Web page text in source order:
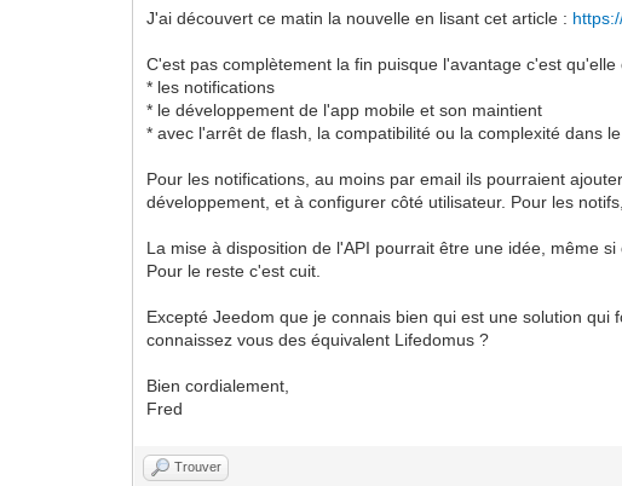
J'ai découvert ce matin la nouvelle en lisant cet article :
C'est pas complètement la fin puisque l'avantage c'est
* les notifications
* le développement de l'app mobile et son maintient
* avec l'arrêt de flash, la compatibilité ou la complexité dans
Pour les notifications, au moins par email ils pourraient
développement, et à configurer côté utilisateur. Pour les
La mise à disposition de l'API pourrait être une idée, même
Pour le reste c'est cuit.
Excepté Jeedom que je connais bien qui est une solution
connaissez vous des équivalent Lifedomus ?
Bien cordialement,
Fred
Trouver